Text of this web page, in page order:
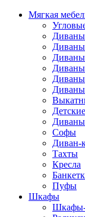
Мягкая
Диваны
Диваны
Диваны
Софы
Диван-
Тахты
Кресла
Пуфы
Шкафы